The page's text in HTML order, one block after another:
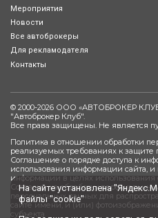
На сайте установлена
файлы "cookie"
Мероприятия
Новости
Все автоброкеры
Для рекламодателя
Контакты
© 2000-2026 ООО «АВТОБРОКЕР
"Автоброкер Клуб".
Все права защищены. Не является
Политика в отношении обработки
реализуемых требованиях к защите
Соглашение о порядке доступа к
использования информации сайта,
информации в целях использования
Согласие на обработку
персональных данных для
сайте имени, и (или)
субъекта